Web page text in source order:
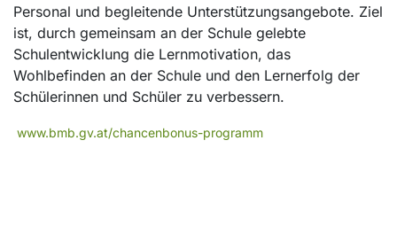
Personal und begleitende Unterstützungsangebote. Ziel
ist, durch gemeinsam an der Schule gelebte
Schulentwicklung die Lernmotivation, das
Wohlbefinden an der Schule und den Lernerfolg der
Schülerinnen und Schüler zu verbessern.
www.bmb.gv.at/chancenbonus-programm